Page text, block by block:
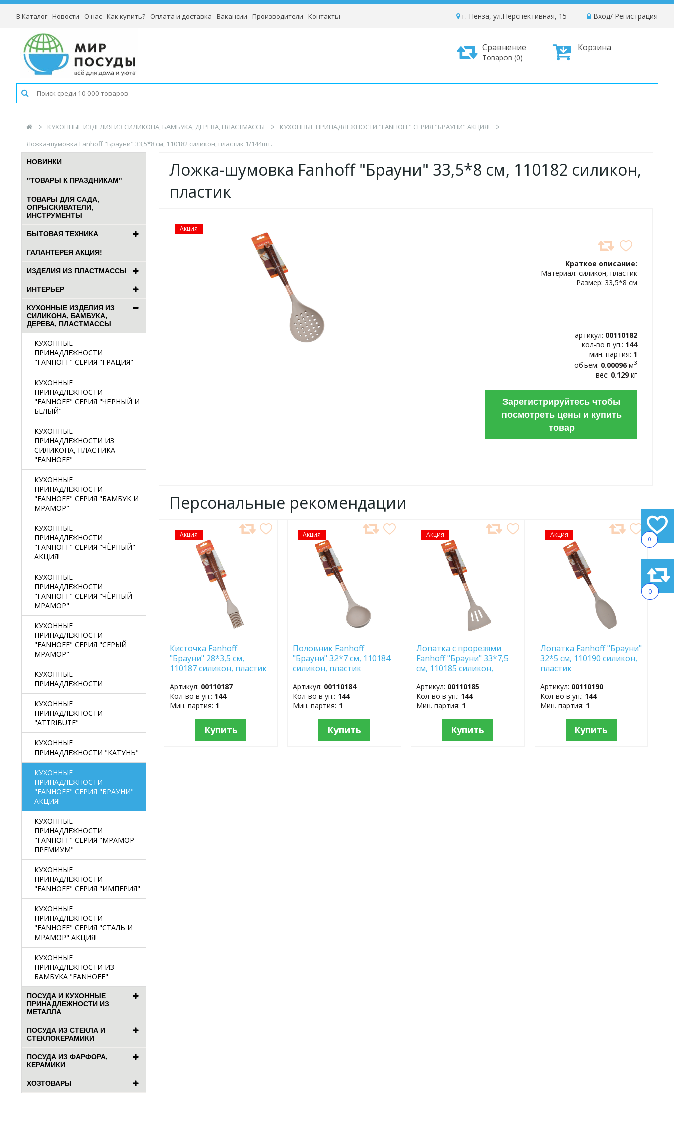
0
0
В Каталог Новости О нас Как купить? Оплата и доставка Вакансии Производители Контакты Вход/ Регистрация
г. Пенза, ул.Перспективная, 15
Корзина
Сравнение
Товаров (0)
КУХОННЫЕ ИЗДЕЛИЯ ИЗ СИЛИКОНА, БАМБУКА, ДЕРЕВА, ПЛАСТМАССЫ
КУХОННЫЕ ПРИНАДЛЕЖНОСТИ "FANHOFF" СЕРИЯ "БРАУНИ" АКЦИЯ!
Ложка-шумовка Fanhoff "Брауни" 33,5*8 см, 110182 силикон, пластик 1/144шт.
НОВИНКИ
"ТОВАРЫ К ПРАЗДНИКАМ"
ТОВАРЫ ДЛЯ САДА,
ОПРЫСКИВАТЕЛИ,
ИНСТРУМЕНТЫ
БЫТОВАЯ ТЕХНИКА
ГАЛАНТЕРЕЯ АКЦИЯ!
ИЗДЕЛИЯ ИЗ ПЛАСТМАССЫ
ИНТЕРЬЕР
КУХОННЫЕ ИЗДЕЛИЯ ИЗ
СИЛИКОНА, БАМБУКА,
ДЕРЕВА, ПЛАСТМАССЫ
КУХОННЫЕ
ПРИНАДЛЕЖНОСТИ
"FANHOFF" СЕРИЯ "ГРАЦИЯ"
КУХОННЫЕ
ПРИНАДЛЕЖНОСТИ
"FANHOFF" СЕРИЯ "ЧЁРНЫЙ И
БЕЛЫЙ"
КУХОННЫЕ
ПРИНАДЛЕЖНОСТИ ИЗ
СИЛИКОНА, ПЛАСТИКА
"FANHOFF"
КУХОННЫЕ
ПРИНАДЛЕЖНОСТИ
"FANHOFF" СЕРИЯ "БАМБУК И
МРАМОР"
КУХОННЫЕ
ПРИНАДЛЕЖНОСТИ
"FANHOFF" СЕРИЯ "ЧЁРНЫЙ"
АКЦИЯ!
КУХОННЫЕ
ПРИНАДЛЕЖНОСТИ
"FANHOFF" СЕРИЯ "ЧЁРНЫЙ
МРАМОР"
КУХОННЫЕ
ПРИНАДЛЕЖНОСТИ
"FANHOFF" СЕРИЯ "СЕРЫЙ
МРАМОР"
КУХОННЫЕ
ПРИНАДЛЕЖНОСТИ
КУХОННЫЕ
ПРИНАДЛЕЖНОСТИ
"ATTRIBUTE"
КУХОННЫЕ
ПРИНАДЛЕЖНОСТИ "КАТУНЬ"
КУХОННЫЕ
ПРИНАДЛЕЖНОСТИ
"FANHOFF" СЕРИЯ "БРАУНИ"
АКЦИЯ!
КУХОННЫЕ
ПРИНАДЛЕЖНОСТИ
"FANHOFF" СЕРИЯ "МРАМОР
ПРЕМИУМ"
КУХОННЫЕ
ПРИНАДЛЕЖНОСТИ
"FANHOFF" СЕРИЯ "ИМПЕРИЯ"
КУХОННЫЕ
ПРИНАДЛЕЖНОСТИ
"FANHOFF" СЕРИЯ "СТАЛЬ И
МРАМОР" АКЦИЯ!
КУХОННЫЕ
ПРИНАДЛЕЖНОСТИ ИЗ
БАМБУКА "FANHOFF"
ПОСУДА И КУХОННЫЕ
ПРИНАДЛЕЖНОСТИ ИЗ
МЕТАЛЛА
ПОСУДА ИЗ СТЕКЛА И
СТЕКЛОКЕРАМИКИ
ПОСУДА ИЗ ФАРФОРА,
КЕРАМИКИ
ХОЗТОВАРЫ
Ложка-шумовка Fanhoff "Брауни" 33,5*8 см, 110182 силикон,
пластик
Акция
Краткое описание:
Материал: силикон, пластик
Размер: 33,5*8 см
артикул: 00110182
кол-во в уп.: 144
мин. партия: 1
объем: 0.00096 м3
вес: 0.129кг
Зарегистрируйтесь чтобы
посмотреть цены и купить
товар
Персональные рекомендации
Акция
ДОБАВИТЬ
В
ИЗБРАННОЕ
Кисточка Fanhoff
"Брауни" 28*3,5 см,
110187 силикон, пластик
Артикул: 00110187
Кол-во в уп.: 144
Мин. партия: 1
Купить
Акция
ДОБАВИТЬ
В
ИЗБРАННОЕ
Половник Fanhoff
"Брауни" 32*7 см, 110184
силикон, пластик
Артикул: 00110184
Кол-во в уп.: 144
Мин. партия: 1
Купить
Акция
ДОБАВИТЬ
В
ИЗБРАННОЕ
Лопатка с прорезями
Fanhoff "Брауни" 33*7,5
см, 110185 силикон,
Артикул: 00110185
Кол-во в уп.: 144
Мин. партия: 1
Купить
Акция
ДОБАВИТЬ
В
ИЗБРАННОЕ
Лопатка Fanhoff "Брауни"
32*5 см, 110190 силикон,
пластик
Артикул: 00110190
Кол-во в уп.: 144
Мин. партия: 1
Купить